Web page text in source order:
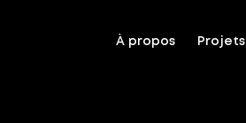
À propos Projets